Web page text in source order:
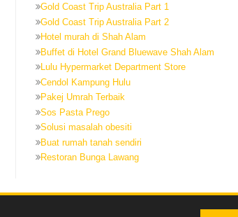
Gold Coast Trip Australia Part 1
Gold Coast Trip Australia Part 2
Hotel murah di Shah Alam
Buffet di Hotel Grand Bluewave Shah Alam
Lulu Hypermarket Department Store
Cendol Kampung Hulu
Pakej Umrah Terbaik
Sos Pasta Prego
Solusi masalah obesiti
Buat rumah tanah sendiri
Restoran Bunga Lawang